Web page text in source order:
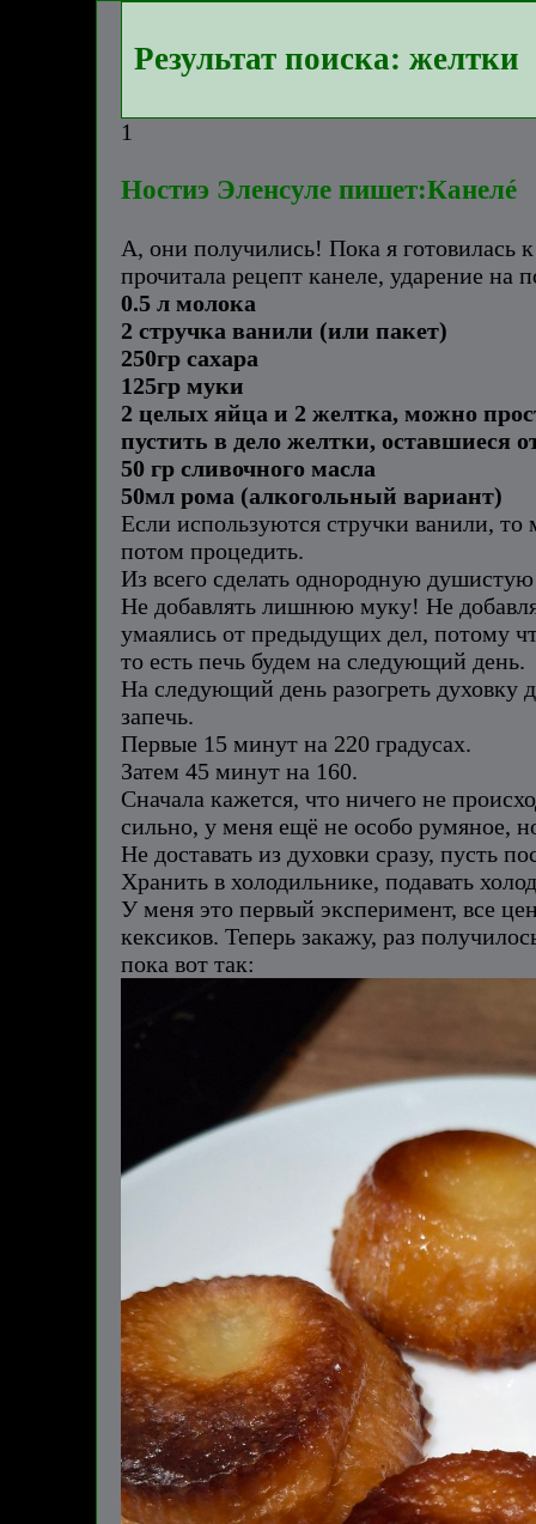
Результат поиска: желтки
1
Ностиэ Эленсуле пишет:Канелé
А, они получились! Пока я готовилась
прочитала рецепт канеле, ударение на
0.5 л молока
2 стручка ванили (или пакет)
250гр сахара
125гр муки
2 целых яйца и 2 желтка, можно
пустить в дело желтки, оставшиеся
50 гр сливочного масла
50мл рома (алкогольный вариант)
Если используются стручки ванили, то
потом процедить.
Из всего сделать однородную
Не добавлять лишнюю муку! Не
умаялись от предыдущих дел, потому
то есть печь будем на следующий день.
На следующий день разогреть духовку
запечь.
Первые 15 минут на 220 градусах.
Затем 45 минут на 160.
Сначала кажется, что ничего не
сильно, у меня ещё не особо румяное,
Не доставать из духовки сразу, пусть
Хранить в холодильнике, подавать
У меня это первый эксперимент, все
кексиков. Теперь закажу, раз
пока вот так: